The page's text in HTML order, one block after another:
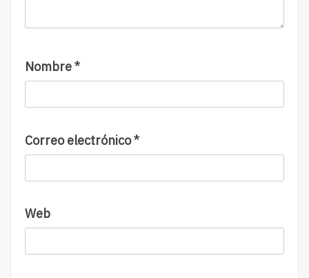
Nombre*
Correo electrónico*
Web